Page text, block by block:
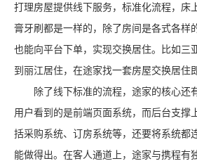
打理房屋提供线下服务，标准化流程，床
膏牙刷都是一样的，除了房间是各式各样
也能向平台下单，实现交换居住。比如三
到丽江居住，在途家找一套房屋交换居住
除了线下标准的流程，途家的核心还有
用户看到的是前端页面系统，而后台支撑
括采购系统、订房系统等，还要将系统都
能做得出。在客人通道上，途家与携程有